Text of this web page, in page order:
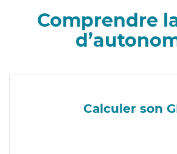
Comprendre
Calculer son